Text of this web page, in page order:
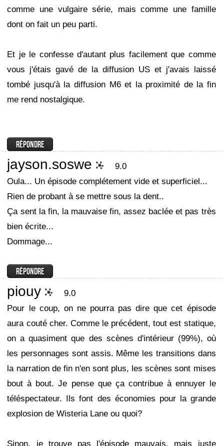
comme une vulgaire série, mais comme une famille
dont on fait un peu parti.
Et je le confesse d'autant plus facilement que comme
vous j'étais gavé de la diffusion US et j'avais laissé
tombé jusqu'à la diffusion M6 et la proximité de la fin
me rend nostalgique.
jayson.soswe
9.0
Oula... Un épisode complétement vide et superficiel...
Rien de probant à se mettre sous la dent..
Ça sent la fin, la mauvaise fin, assez baclée et pas très
bien écrite...
Dommage...
piouy
9.0
Pour le coup, on ne pourra pas dire que cet épisode
aura couté cher. Comme le précédent, tout est statique,
on a quasiment que des scènes d'intérieur (99%), où
les personnages sont assis. Même les transitions dans
la narration de fin n'en sont plus, les scènes sont mises
bout à bout. Je pense que ça contribue à ennuyer le
téléspectateur. Ils font des économies pour la grande
explosion de Wisteria Lane ou quoi?
Sinon, je trouve pas l'épisode mauvais, mais juste